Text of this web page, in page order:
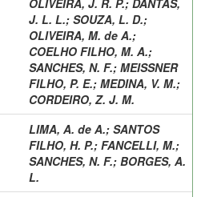
J. L. L.; SOUZA, L. D.;
OLIVEIRA, M. de A.;
COELHO FILHO, M. A.;
SANCHES, N. F.; MEISSNER
FILHO, P. E.; MEDINA, V. M.;
CORDEIRO, Z. J. M.
LIMA, A. de A.; SANTOS
FILHO, H. P.; FANCELLI, M.;
SANCHES, N. F.; BORGES, A.
L.